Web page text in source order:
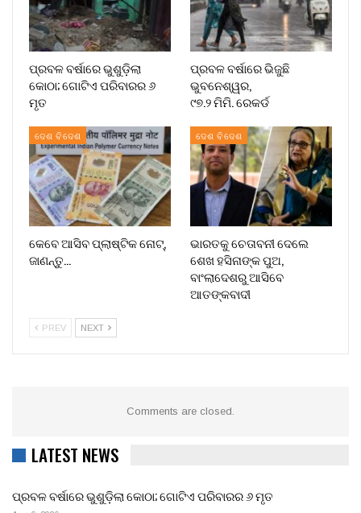
ପ୍ରବଳ ବର୍ଷାରେ ଭୁଶୁଡ଼ିଲା
କୋଠା; ଗୋଟିଏ ପରିବାରର ୬
ମୃତ
ପ୍ରବଳ ବର୍ଷାରେ ଭିଜୁଛି
ଭୁବନେଶ୍ୱର,
୯୭.୨ ମିମି. ରେକର୍ଡ
ଦେଶ ବିଦେଶ
କେବେ ଆସିବ ପ୍ଲାଷ୍ଟିକ ନୋଟ୍,
ଜାଣନ୍ତୁ…
ଦେଶ ବିଦେଶ
ଭାରତକୁ ଚେତାବନୀ ଦେଲେ
ଶେଖ ହସିନାଙ୍କ ପୁଅ,
ବାଂଲାଦେଶରୁ ଆସିବେ
ଆତଙ୍କବାଦୀ
PREV NEXT
Comments are closed.
LATEST NEWS
ପ୍ରବଳ ବର୍ଷାରେ ଭୁଶୁଡ଼ିଲା କୋଠା; ଗୋଟିଏ ପରିବାରର ୬ ମୃତ